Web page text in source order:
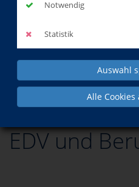
Notwendig
Statistik
Auswahl
Alle
EDV und